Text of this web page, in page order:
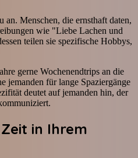
Menschen, die ernsthaft daten,
wie "Liebe Lachen und
teilen sie spezifische Hobbys,
gerne Wochenendtrips an die
jemanden für lange Spaziergänge
deutet auf jemanden hin, der
in Ihrem